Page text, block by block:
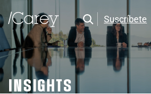
Suscríbete
INSIGHTS